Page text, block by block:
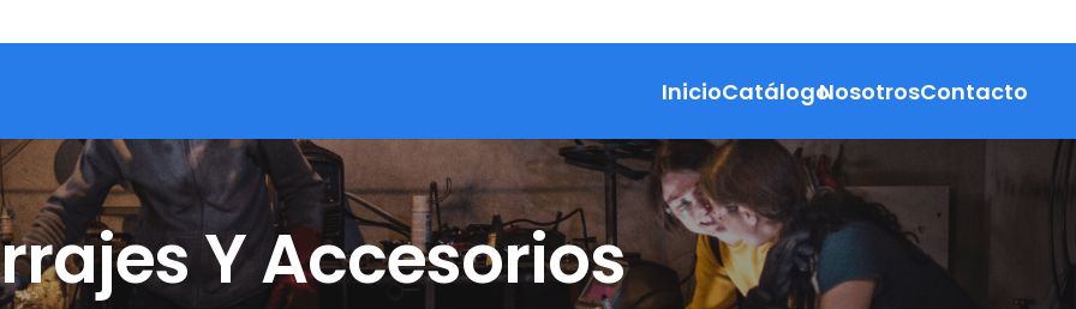
InicioCatálogoNosotrosContacto
Y Accesorios